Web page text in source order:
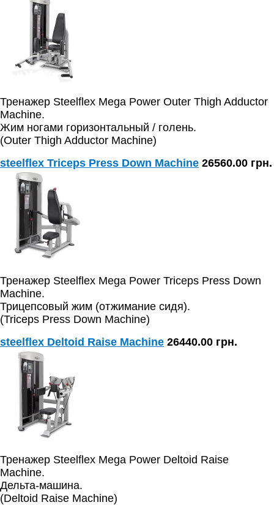
Тренажер Steelflex Mega Power Outer Thigh Adductor
Machine.
Жим ногами горизонтальный / голень.
(Outer Thigh Adductor Machine)
steelflex Triceps Press Down Machine 26560.00 грн.
Тренажер Steelflex Mega Power Triceps Press Down
Machine.
Трицепсовый жим (отжимание сидя).
(Triceps Press Down Machine)
steelflex Deltoid Raise Machine 26440.00 грн.
Тренажер Steelflex Mega Power Deltoid Raise
Machine.
Дельта-машина.
(Deltoid Raise Machine)